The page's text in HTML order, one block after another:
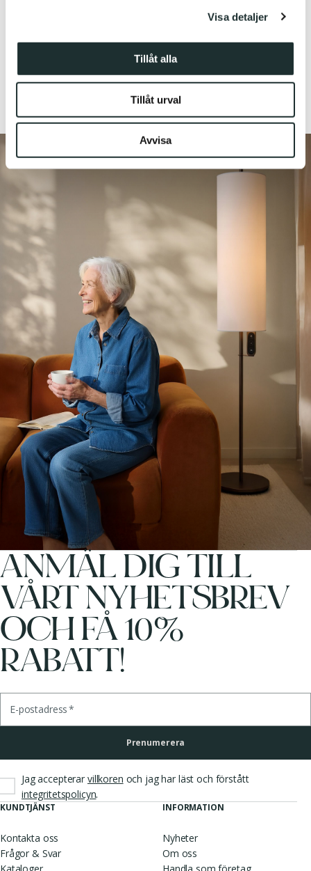
vidarebefordrar även sådana identifierare och annan
annons- och analysföretag som vi samarbetar med.
information som du har tillhandahållit eller som de har
samlat in när du har använt deras tjänster.
Visa detaljer
Tillåt alla
Tillåt urval
Avvisa
ANMÄL DIG TILL
VÅRT NYHETSBREV
OCH FÅ 10%
RABATT!
E-postadress*
Prenumerera
Jag accepterar villkoren och jag har läst och förstått
integritetspolicyn.
KUNDTJÄNST
Kontakta oss
Frågor & Svar
INFORMATION
Nyheter
Om oss